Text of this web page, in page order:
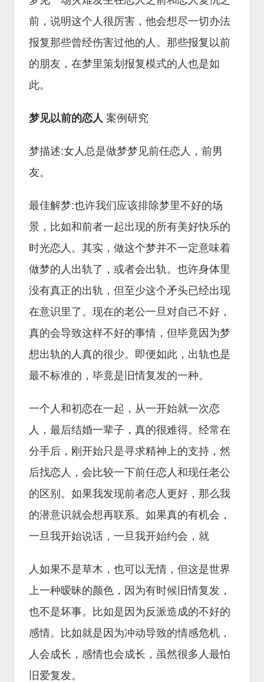
前，说明这个人很厉害，他会想尽一切办法
报复那些曾经伤害过他的人。那些报复以前
的朋友，在梦里策划报复模式的人也是如
此。
梦见以前的恋人 案例研究
梦描述:女人总是做梦梦见前任恋人，前男
友。
最佳解梦:也许我们应该排除梦里不好的场
景，比如和前者一起出现的所有美好快乐的
时光恋人。其实，做这个梦并不一定意味着
做梦的人出轨了，或者会出轨。也许身体里
没有真正的出轨，但至少这个矛头已经出现
在意识里了。现在的老公一旦对自己不好，
真的会导致这样不好的事情，但毕竟因为梦
想出轨的人真的很少。即便如此，出轨也是
最不标准的，毕竟是旧情复发的一种。
一个人和初恋在一起，从一开始就一次恋
人，最后结婚一辈子，真的很难得。经常在
分手后，刚开始只是寻求精神上的支持，然
后找恋人，会比较一下前任恋人和现任老公
的区别。如果我发现前者恋人更好，那么我
的潜意识就会想再联系。如果真的有机会，
一旦我开始说话，一旦我开始约会，就
人如果不是草木，也可以无情，但这是世界
上一种暧昧的颜色，因为有时候旧情复发，
也不是坏事。比如是因为反派造成的不好的
感情。比如就是因为冲动导致的情感危机，
人会成长，感情也会成长，虽然很多人最怕
旧爱复发。